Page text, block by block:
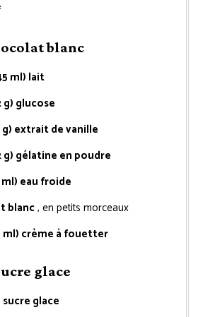
blanc
ml) lait
g) glucose
g) extrait de vanille
g) gélatine en poudre
ml) eau froide
blanc, en petits morceaux
ml) crème à fouetter
glace
sucre glace